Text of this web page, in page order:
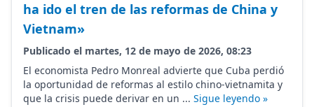
ha ido el tren de las reformas de China y
Vietnam»
Publicado el martes, 12 de mayo de 2026, 08:23
El economista Pedro Monreal advierte que Cuba perdió
la oportunidad de reformas al estilo chino-vietnamita y
que la crisis puede derivar en un ... Sigue leyendo »